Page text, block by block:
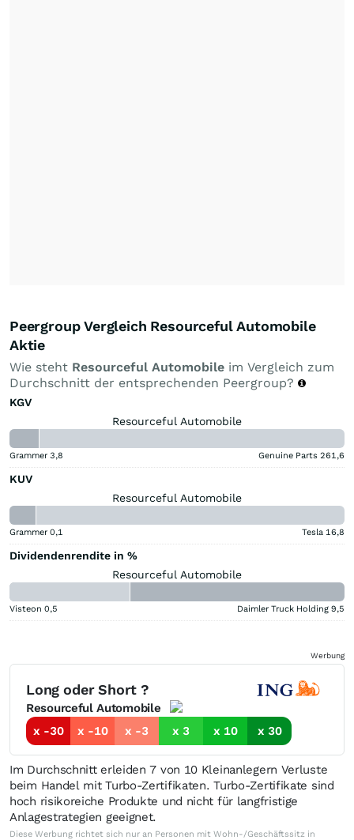
Peergroup Vergleich Resourceful Automobile
Aktie
Wie steht Resourceful Automobile im Vergleich zum
Durchschnitt der entsprechenden Peergroup?
KGV
Resourceful Automobile
Grammer 3,8 Genuine Parts 261,6
KUV
Resourceful Automobile
Grammer 0,1 Tesla 16,8
Dividendenrendite in %
Resourceful Automobile
Visteon 0,5 Daimler Truck Holding 9,5
Werbung
Long oder Short ?
Resourceful Automobile
x -30
x -10 x -3 x 3 x 10 x 30
Im Durchschnitt erleiden 7 von 10 Kleinanlegern Verluste
beim Handel mit Turbo-Zertifikaten. Turbo-Zertifikate sind
hoch risikoreiche Produkte und nicht für langfristige
Anlagestrategien geeignet.
Diese Werbung richtet sich nur an Personen mit Wohn-/Geschäftssitz in